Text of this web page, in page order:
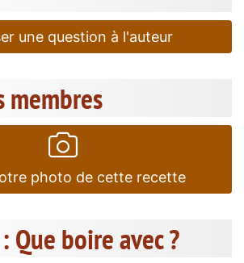
une question à l'auteur
membres
photo de cette recette
Que boire avec ?